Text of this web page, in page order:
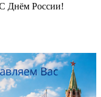
Днём России!